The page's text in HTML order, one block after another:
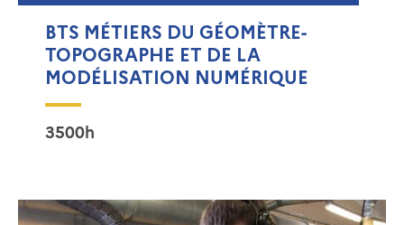
BTS MÉTIERS DU GÉOMÈTRE-
TOPOGRAPHE ET DE LA
MODÉLISATION NUMÉRIQUE
3500h